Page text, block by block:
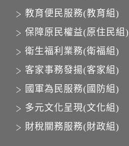
教育便民服務(教育組)
保障原民權益(原住民組)
衛生福利業務(衛福組)
客家事務發揚(客家組)
國軍為民服務(國防組)
多元文化呈現(文化組)
財稅關務服務(財政組)